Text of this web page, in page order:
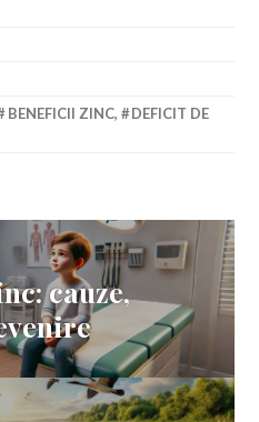
BENEFICII ZINC,
DEFICIT DE
cauze,